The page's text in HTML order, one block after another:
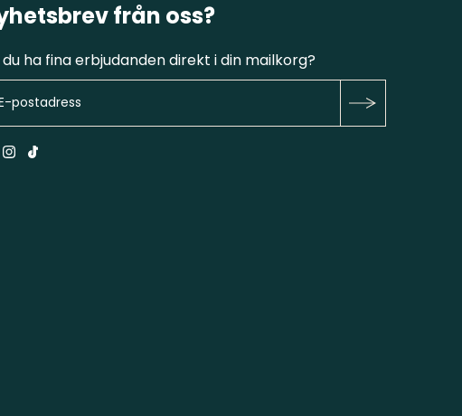
från oss?
du ha fina erbjudanden direkt i din mailkorg?